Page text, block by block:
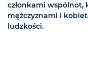
członkami
mężczyznami i
ludzkości.